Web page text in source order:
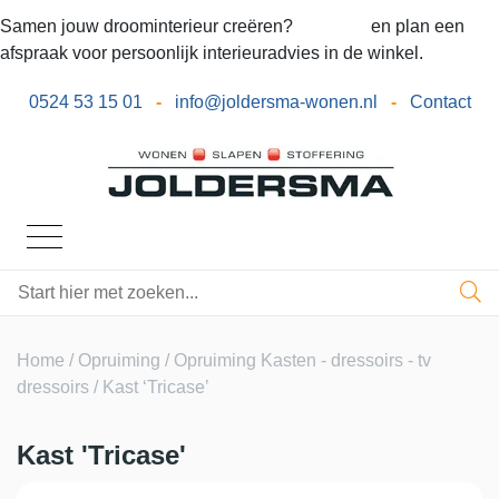
Samen jouw droominterieur creëren?
en plan een
afspraak voor persoonlijk interieuradvies in de winkel.
0524 53 15 01 - info@joldersma-wonen.nl - Contact
Home / Opruiming / Opruiming Kasten - dressoirs - tv
dressoirs / Kast ‘Tricase’
Kast 'Tricase'